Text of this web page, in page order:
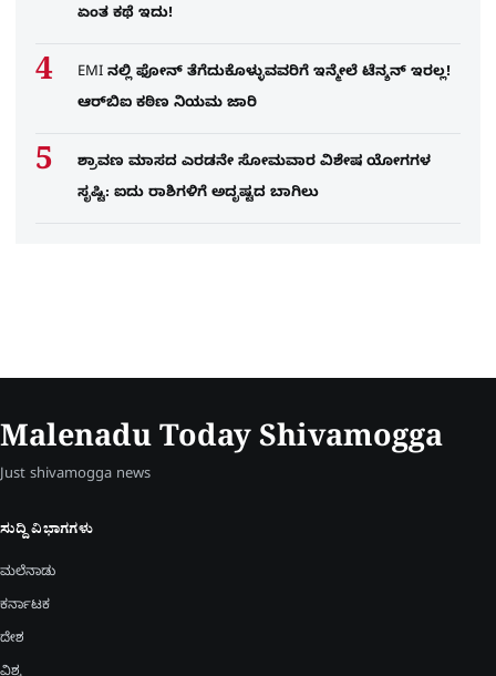
ಏಂತ ಕಥೆ ಇದು!
EMI ನಲ್ಲಿ ಫೋನ್​ ತೆಗೆದುಕೊಳ್ಳುವವರಿಗೆ ಇನ್ಮೇಲೆ ಟೆನ್ಶನ್​ ಇರಲ್ಲ!
ಆರ್‌ಬಿಐ ಕಠಿಣ ನಿಯಮ ಜಾರಿ
ಶ್ರಾವಣ ಮಾಸದ ಎರಡನೇ ಸೋಮವಾರ ವಿಶೇಷ ಯೋಗಗಳ
ಸೃಷ್ಟಿ: ಐದು ರಾಶಿಗಳಿಗೆ ಅದೃಷ್ಟದ ಬಾಗಿಲು
Malenadu Today Shivamogga
Just shivamogga news
ಸುದ್ದಿ ವಿಭಾಗಗಳು
ಮಲೆನಾಡು
ಕರ್ನಾಟಕ
ದೇಶ